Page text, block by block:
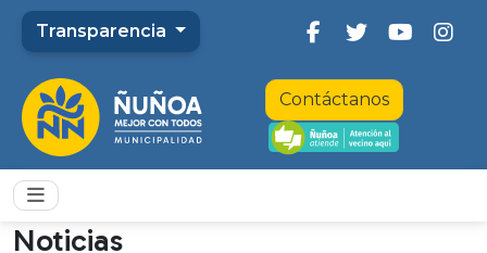
Transparencia
Contáctanos
Noticias